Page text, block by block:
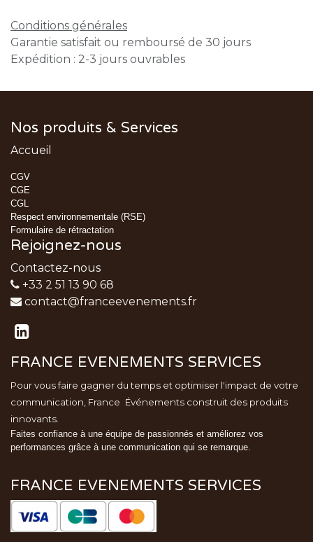
Conditions générales
Garantie satisfait ou remboursé de 30 jours
Expédition : 2-3 jours ouvrables
Nos produits & Services
Accueil
CGV
CGE
CGL
Respect environnementale (RSE)
Formulaire de rétractation
Rejoignez-nous
Contactez-nous
+33 2 51 13 90 68
contact@franceevenements.fr
FRANCE EVENEMENTS SERVICES
Pour vous faire gagner du temps et optimiser l'impact de votre
communication, France Événements construit des produits
innovants.
Faites confiance à une équipe de passionnés et améliorez vos
performances grâce à une communication qui se remarque.
FRANCE EVENEMENTS SERVICES